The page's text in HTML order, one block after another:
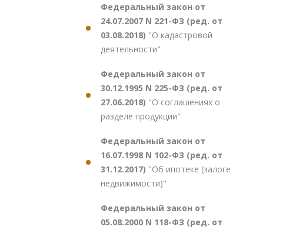
Федеральный закон от
24.07.2007 N 221-ФЗ (ред. от
03.08.2018) "О кадастровой
деятельности"
Федеральный закон от
30.12.1995 N 225-ФЗ (ред. от
27.06.2018) "О соглашениях о
разделе продукции"
Федеральный закон от
16.07.1998 N 102-ФЗ (ред. от
31.12.2017) "Об ипотеке (залоге
недвижимости)"
Федеральный закон от
05.08.2000 N 118-ФЗ (ред. от